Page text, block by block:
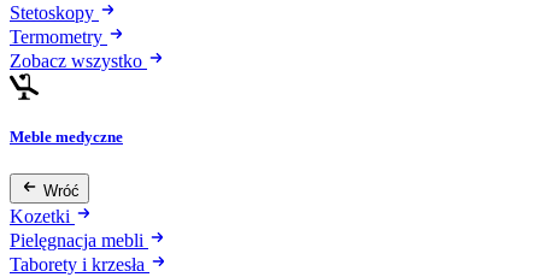
Stetoskopy
Termometry
Zobacz wszystko
Meble medyczne
Wróć
Kozetki
Pielęgnacja mebli
Taborety i krzesła